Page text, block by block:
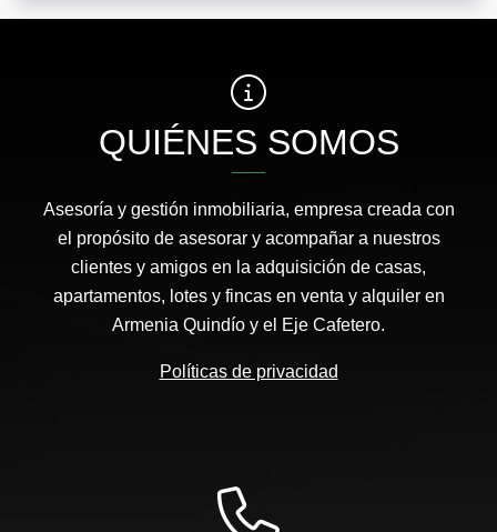
QUIÉNES SOMOS
Asesoría y gestión inmobiliaria, empresa creada con
el propósito de asesorar y acompañar a nuestros
clientes y amigos en la adquisición de casas,
apartamentos, lotes y fincas en venta y alquiler en
Armenia Quindío y el Eje Cafetero.
Políticas de privacidad